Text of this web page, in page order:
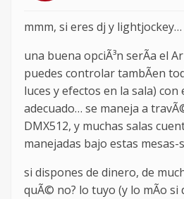
mmm, si eres dj y lightjockey…
una buena opciÃ³n serÃ­a el
puedes controlar tambÃ­en
luces y efectos en la sala) con
adecuado… se maneja a
DMX512, y muchas salas
manejadas bajo estas mesas-
si dispones de dinero, de
quÃ© no? lo tuyo (y lo mÃ­o si